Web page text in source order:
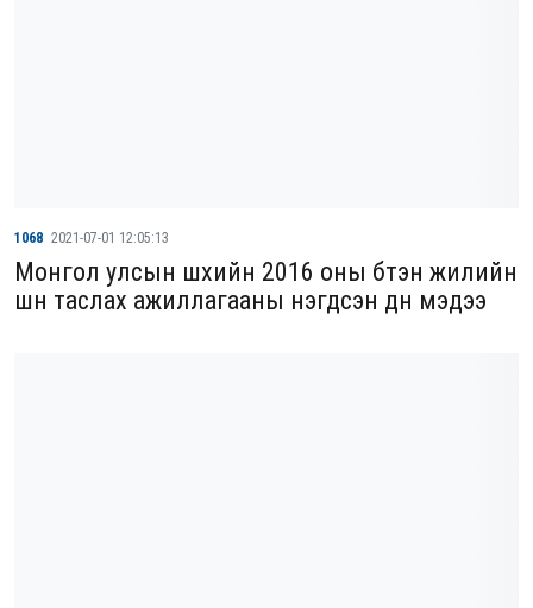
1068 2021-07-01 12:05:13
Монгол улсын шүүхийн 2016 оны бүтэн жилийн
шүүн таслах ажиллагааны нэгдсэн дүн мэдээ